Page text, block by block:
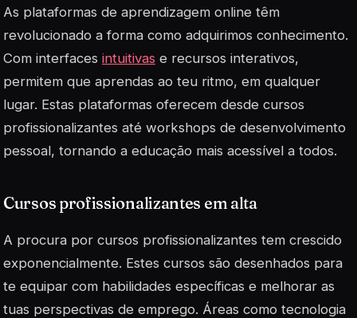
As plataformas de aprendizagem online têm
revolucionado a forma como adquirimos conhecimento.
Com interfaces intuitivas e recursos interativos,
permitem que aprendas ao teu ritmo, em qualquer
lugar. Estas plataformas oferecem desde cursos
profissionalizantes até workshops de desenvolvimento
pessoal, tornando a educação mais acessível a todos.
Cursos profissionalizantes em alta
A procura por cursos profissionalizantes tem crescido
exponencialmente. Estes cursos são desenhados para
te equipar com habilidades específicas e melhorar as
tuas perspectivas de emprego. Áreas como tecnologia